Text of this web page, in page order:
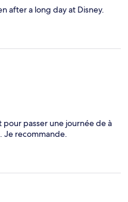
after a long day at Disney.
pour passer une journée de à
Je recommande.